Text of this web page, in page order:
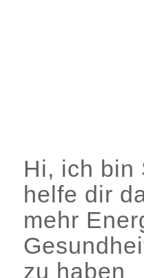
Hi, ich bin
helfe dir
mehr
zu haben